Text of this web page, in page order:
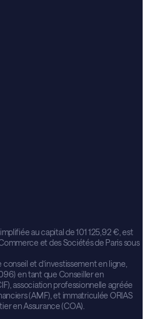
au capital de 101 125,92 €, est
et des Sociétés de Paris sous
et d’investissement en ligne,
en tant que Conseiller en
association professionnelle agréée
(AMF), et immatriculée ORIAS
en Assurance (COA).